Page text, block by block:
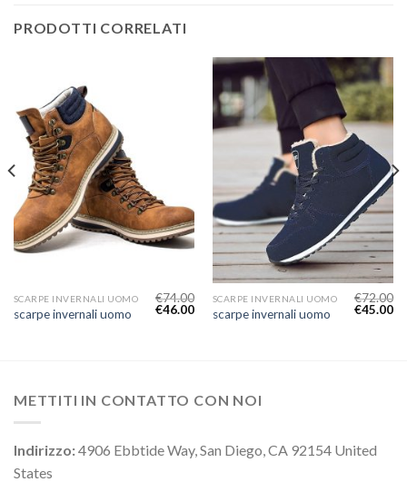
PRODOTTI CORRELATI
SCARPE INVERNALI UOMO
scarpe invernali uomo
€74.00
€46.00
SCARPE INVERNALI UOMO
scarpe invernali uomo
€72.00
€45.00
METTITI IN CONTATTO CON NOI
Indirizzo:4906 Ebbtide Way, San Diego, CA 92154 United
States